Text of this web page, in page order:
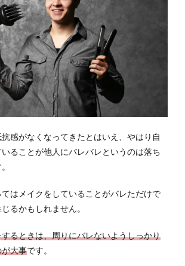
抗感がなくなってきたとはいえ、やはり自
ることが他人にバレバレというのは落ち
はメイクをしていることがバレただけで
るかもしれません。
るときは、周りにバレないようしっかり
大事です。